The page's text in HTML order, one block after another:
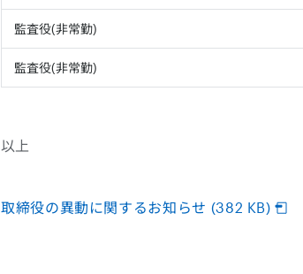
監査役(非常勤)
監査役(非常勤)
以上
取締役の異動に関するお知らせ (382 KB)